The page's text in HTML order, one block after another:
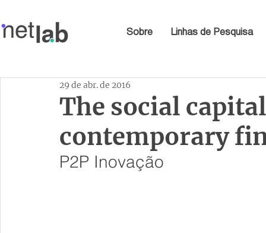
Sobre Linhas de Pesquisa
The social
contemporary
29 de abr. de 2016
P2P Inovação